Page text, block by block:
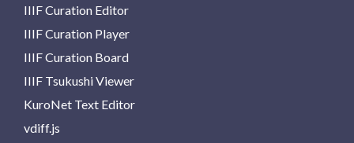
IIIF Curation Editor
IIIF Curation Player
IIIF Curation Board
IIIF Tsukushi Viewer
KuroNet Text Editor
vdiff.js